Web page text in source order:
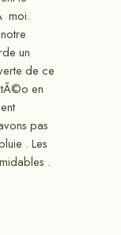
moi.
un
de ce
en
pas
. Les
.